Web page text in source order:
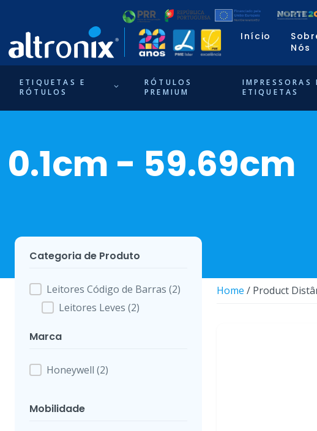
Início
Nós
ETIQUETAS E
RÓTULOS
RÓTULOS
PREMIUM
IMPRESSORAS
ETIQUETAS
0.1cm - 59.69cm
Categoria de Produto
Categoria de Produto
Leitores Código de Barras (2)
Leitores Leves (2)
Marca
MarcaHoneywell (2)
Mobilidade
Home / Product